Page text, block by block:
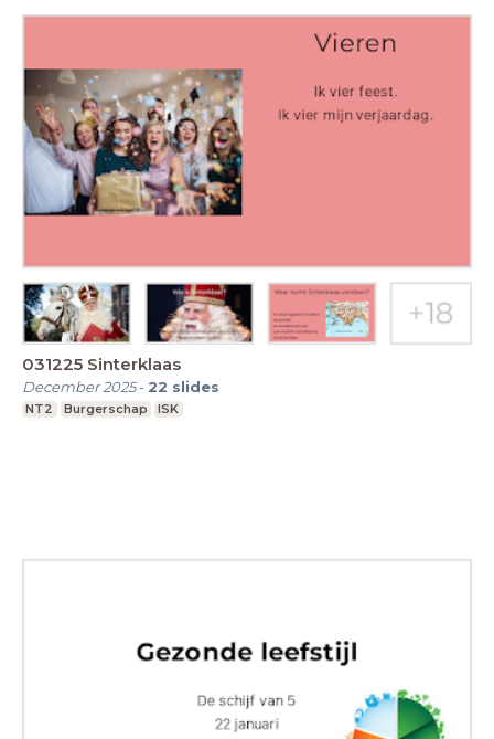
031225 Sinterklaas
December 2025- 22 slides
NT2 Burgerschap ISK